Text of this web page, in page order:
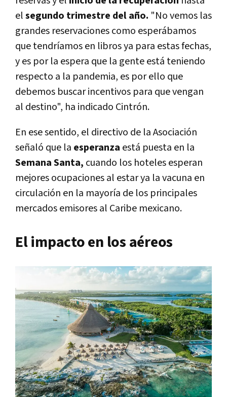
elsegundo trimestre del año. "No vemos las
grandes reservaciones como esperábamos
que tendríamos en libros ya para estas fechas,
y es por la espera que la gente está teniendo
respecto a la pandemia, es por ello que
debemos buscar incentivos para que vengan
al destino", ha indicado Cintrón.
En ese sentido, el directivo de la Asociación
señaló que la esperanza está puesta en la
Semana Santa, cuando los hoteles esperan
mejores ocupaciones al estar ya la vacuna en
circulación en la mayoría de los principales
mercados emisores al Caribe mexicano.
El impacto en los aéreos